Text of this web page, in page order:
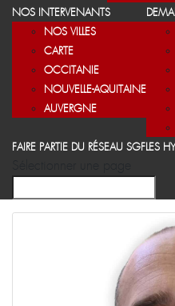
NOS INTERVENANTS
NOS VILLES
CARTE
OCCITANIE
NOUVELLE-AQUITAINE
AUVERGNE
FAIRE PARTIE DU RÉSEAU SGFLES